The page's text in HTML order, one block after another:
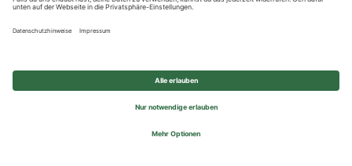
© 2026 REWE Group - All rights reserved